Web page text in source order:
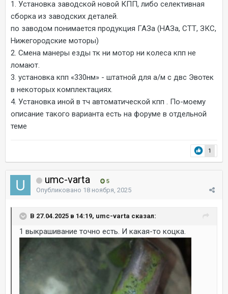
1. Установка заводской новой КПП, либо селективная
сборка из заводских деталей.
по заводом понимается продукция ГАЗа (НАЗа, СТТ, ЗКС,
Нижегородские моторы)
2. Смена манеры езды тк ни мотор ни колеса кпп не
ломают.
3. установка кпп «330нм» - штатной для а/м с двс Эвотек
в некоторых комплектациях.
4. Установка иной в тч автоматической кпп . По-моему
описание такого варианта есть на форуме в отдельной
теме
1
umc-varta 5
Опубликовано 18 ноября, 2025
В 27.04.2025 в 14:19, umc-varta сказал:
1 выкрашивание точно есть. И какая-то коцка.